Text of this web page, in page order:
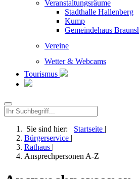
Veranstaltungsräume
Stadthalle Hallenberg
Kump
Gemeindehaus
Vereine
Wetter & Webcams
Tourismus
Sie sind hier: Startseite |
Bürgerservice |
Rathaus |
Ansprechpersonen A-Z